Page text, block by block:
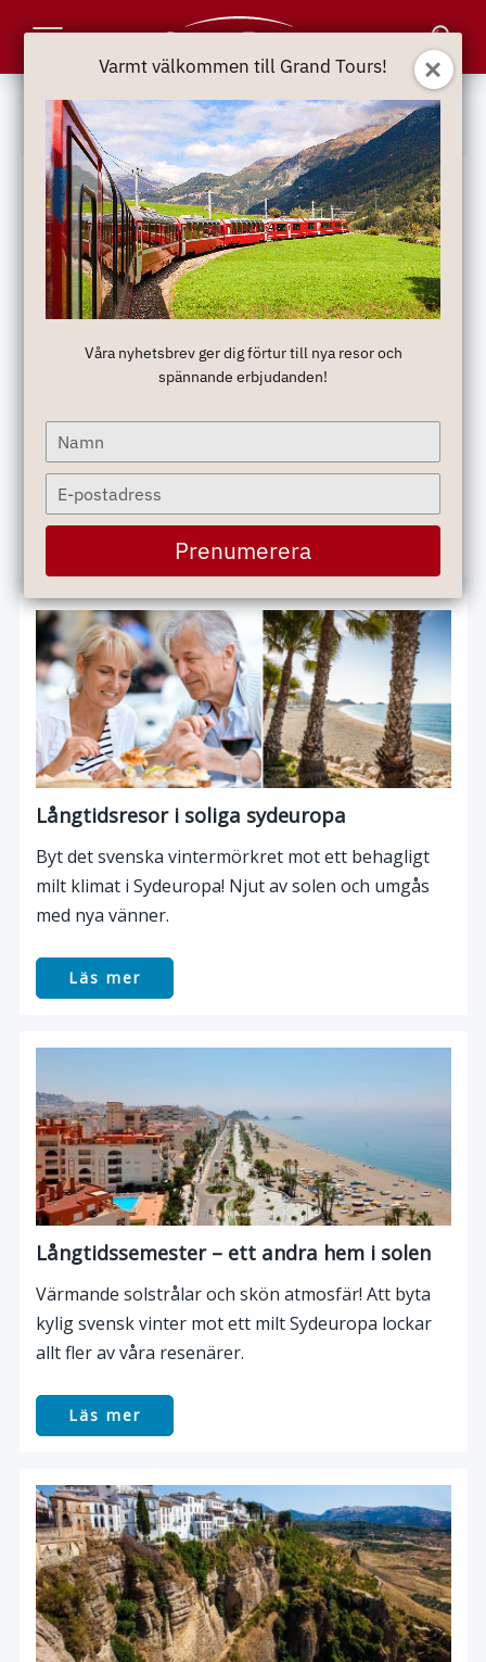
Navigation
Inspiration
Sagolika flodkryssningar
En flodkryssning är den perfekta kombinationen
mellan avkoppling och aktivitet, njutning och
upplevelser.
Långtidsresor i soliga sydeuropa
Byt det svenska vintermörkret mot ett behagligt
milt klimat i Sydeuropa! Njut av solen och umgås
med nya vänner.
Läs mer
Långtidssemester – ett andra hem i solen
Värmande solstrålar och skön atmosfär! Att byta
kylig svensk vinter mot ett milt Sydeuropa lockar
allt fler av våra resenärer.
Läs mer
Varmt välkommen till Grand Tours!
Våra nyhetsbrev ger dig förtur till nya resor och
spännande erbjudanden!
Type
your
name
Type
your
email
Prenumerera